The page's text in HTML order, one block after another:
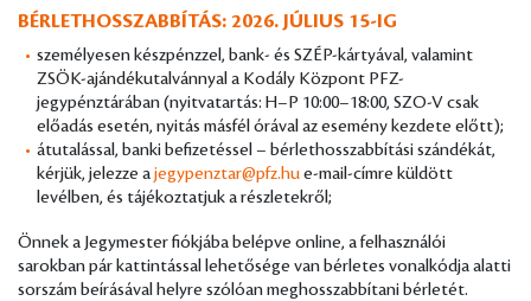
BÉRLETHOSSZABBÍTÁS: 2026. JÚLIUS 15-IG
személyesen készpénzzel, bank- és SZÉP-kártyával, valamint
ZSÖK-ajándékutalvánnyal a Kodály Központ PFZ-
jegypénztárában (nyitvatartás: H–P 10:00–18:00, SZO-V csak
előadás esetén, nyitás másfél órával az esemény kezdete előtt);
átutalással, banki befizetéssel – bérlethosszabbítási szándékát,
kérjük, jelezze ajegypenztar@pfz.hue-mail-címre küldött
levélben, és tájékoztatjuk a részletekről;
Önnek a Jegymester fiókjába belépve online, a felhasználói
sarokban pár kattintással lehetősége van bérletes vonalkódja alatti
sorszám beírásával helyre szólóan meghosszabbítani bérletét.